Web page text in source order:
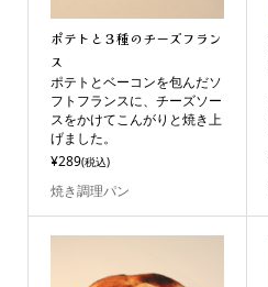
ポテトと３種のチーズフラン
ス
ポテトとベーコンを包んだソ
フトフランスに、チーズソー
スをかけてこんがりと焼き上
げました。
¥289(税込)
焼き調理パン